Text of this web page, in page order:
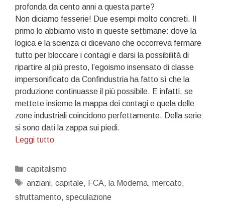
profonda da cento anni a questa parte?
Non diciamo fesserie! Due esempi molto concreti. Il
primo lo abbiamo visto in queste settimane: dove la
logica e la scienza ci dicevano che occorreva fermare
tutto per bloccare i contagi e darsi la possibilità di
ripartire al più presto, l’egoismo insensato di classe
impersonificato da Confindustria ha fatto sì che la
produzione continuasse il più possibile. E infatti, se
mettete insieme la mappa dei contagi e quela delle
zone industriali coincidono perfettamente. Della serie:
si sono dati la zappa sui piedi.
Leggi tuttoRiflessioni
Categorie
capitalismo
Tag
anziani, capitale, FCA, la Moderna, mercato,
sfruttamento, speculazione